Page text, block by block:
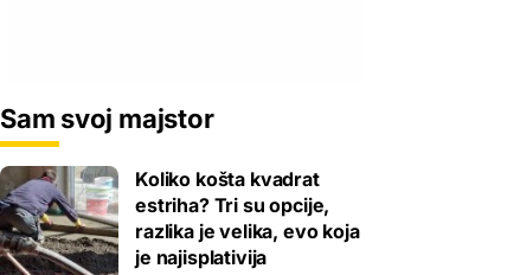
Sam svoj majstor
Koliko košta kvadrat
estriha? Tri su opcije,
razlika je velika, evo koja
je najisplativija